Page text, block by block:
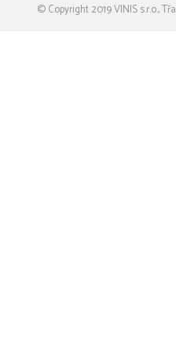
© Copyright 2019 VINIS s.r.o.,